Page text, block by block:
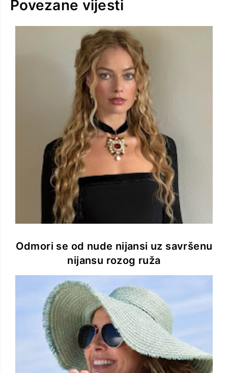
Povezane vijesti
Odmori se od nude nijansi uz savršenu
nijansu rozog ruža